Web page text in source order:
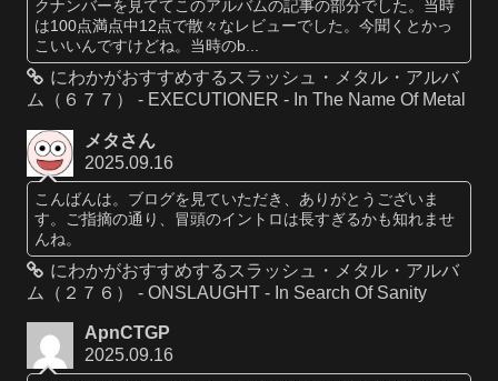
クナンバーを見ててこのアルバムの記事の部分でした。当時
は100点満点中12点で散々なレビューでした。今聞くとかっ
こいいんですけどね。当時のb...
にわかがおすすめするスラッシュ・メタル・アルバ
ム（６７７） - EXECUTIONER - In The Name Of Metal
メタさん
2025.09.16
こんばんは。ブログを見ていただき、ありがとうございま
す。ご指摘の通り、冒頭のイントロは長すぎるかも知れませ
んね。
にわかがおすすめするスラッシュ・メタル・アルバ
ム（２７６） - ONSLAUGHT - In Search Of Sanity
ApnCTGP
2025.09.16